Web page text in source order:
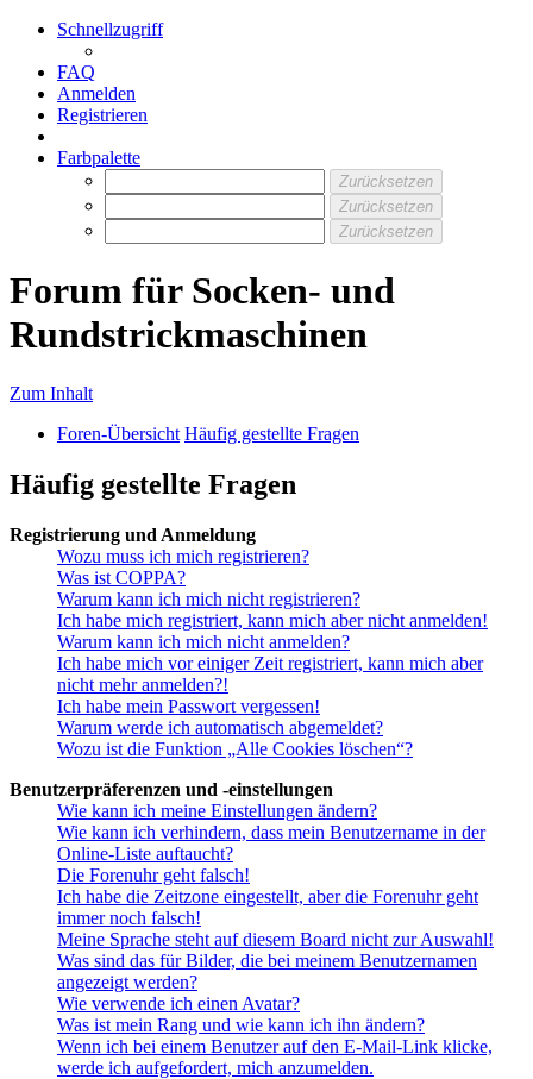
Schnellzugriff
FAQ
Anmelden
Registrieren
Farbpalette
Zurücksetzen
Zurücksetzen
Zurücksetzen
Forum für Socken- und
Rundstrickmaschinen
Zum Inhalt
Foren-Übersicht Häufig gestellte Fragen
Häufig gestellte Fragen
Registrierung und Anmeldung
Wozu muss ich mich registrieren?
Was ist COPPA?
Warum kann ich mich nicht registrieren?
Ich habe mich registriert, kann mich aber nicht anmelden!
Warum kann ich mich nicht anmelden?
Ich habe mich vor einiger Zeit registriert, kann mich aber
nicht mehr anmelden?!
Ich habe mein Passwort vergessen!
Warum werde ich automatisch abgemeldet?
Wozu ist die Funktion „Alle Cookies löschen“?
Benutzerpräferenzen und -einstellungen
Wie kann ich meine Einstellungen ändern?
Wie kann ich verhindern, dass mein Benutzername in der
Online-Liste auftaucht?
Die Forenuhr geht falsch!
Ich habe die Zeitzone eingestellt, aber die Forenuhr geht
immer noch falsch!
Meine Sprache steht auf diesem Board nicht zur Auswahl!
Was sind das für Bilder, die bei meinem Benutzernamen
angezeigt werden?
Wie verwende ich einen Avatar?
Was ist mein Rang und wie kann ich ihn ändern?
Wenn ich bei einem Benutzer auf den E-Mail-Link klicke,
werde ich aufgefordert, mich anzumelden.